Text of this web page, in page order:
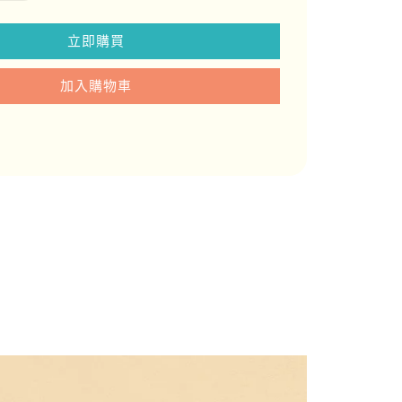
立即購買
加入購物車